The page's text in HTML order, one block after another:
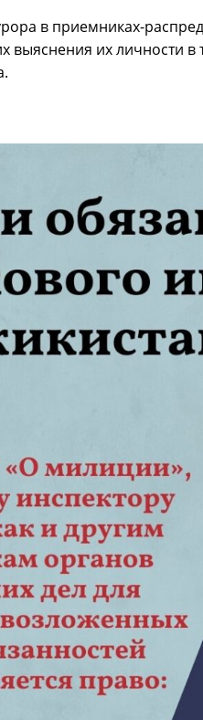
в приемниках-
выяснения их личности